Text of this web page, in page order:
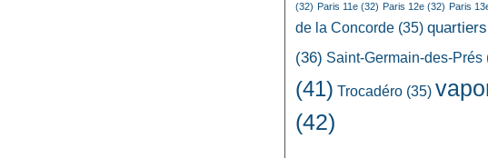
(32) Paris 11e (32) Paris 12e (32) Paris
de la Concorde (35)
(36) Saint-Germain-des-Prés
(41) Trocadéro (35)
(42)